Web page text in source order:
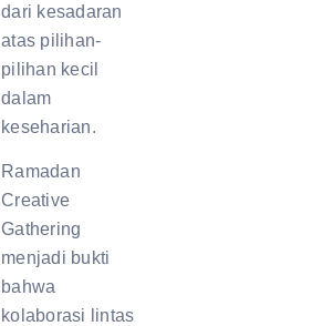
dari kesadaran
atas pilihan-
pilihan kecil
dalam
keseharian.
Ramadan
Creative
Gathering
menjadi bukti
bahwa
kolaborasi lintas